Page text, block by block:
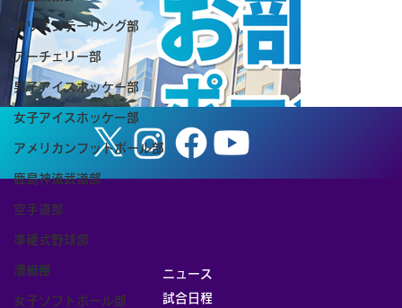
オリエンテーリング部
アーチェリー部
男子アイスホッケー部
女子アイスホッケー部
アメリカンフットボール部
鹿島神流武道部
空手道部
準硬式野球部
漕艇部
女子ソフトボール部
【サイパンインターナショナル2026 最
終結果】
ニュース
試合日程
MENU